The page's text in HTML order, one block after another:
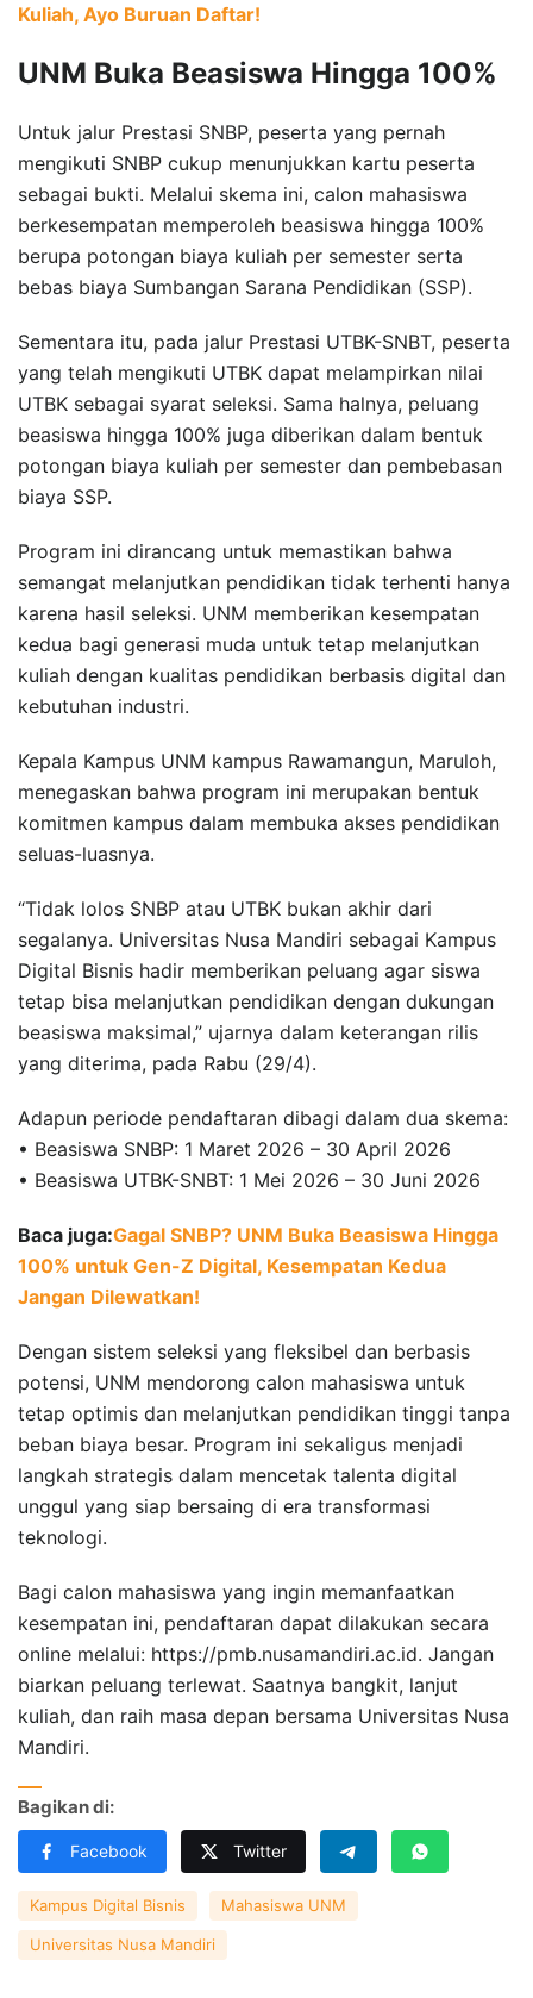
Kuliah, Ayo Buruan Daftar!
UNM Buka Beasiswa Hingga 100%
Untuk jalur Prestasi SNBP, peserta yang pernah
mengikuti SNBP cukup menunjukkan kartu peserta
sebagai bukti. Melalui skema ini, calon mahasiswa
berkesempatan memperoleh beasiswa hingga 100%
berupa potongan biaya kuliah per semester serta
bebas biaya Sumbangan Sarana Pendidikan (SSP).
Sementara itu, pada jalur Prestasi UTBK-SNBT, peserta
yang telah mengikuti UTBK dapat melampirkan nilai
UTBK sebagai syarat seleksi. Sama halnya, peluang
beasiswa hingga 100% juga diberikan dalam bentuk
potongan biaya kuliah per semester dan pembebasan
biaya SSP.
Program ini dirancang untuk memastikan bahwa
semangat melanjutkan pendidikan tidak terhenti hanya
karena hasil seleksi. UNM memberikan kesempatan
kedua bagi generasi muda untuk tetap melanjutkan
kuliah dengan kualitas pendidikan berbasis digital dan
kebutuhan industri.
Kepala Kampus UNM kampus Rawamangun, Maruloh,
menegaskan bahwa program ini merupakan bentuk
komitmen kampus dalam membuka akses pendidikan
seluas-luasnya.
“Tidak lolos SNBP atau UTBK bukan akhir dari
segalanya. Universitas Nusa Mandiri sebagai Kampus
Digital Bisnis hadir memberikan peluang agar siswa
tetap bisa melanjutkan pendidikan dengan dukungan
beasiswa maksimal,” ujarnya dalam keterangan rilis
yang diterima, pada Rabu (29/4).
Adapun periode pendaftaran dibagi dalam dua skema:
• Beasiswa SNBP: 1 Maret 2026 – 30 April 2026
• Beasiswa UTBK-SNBT: 1 Mei 2026 – 30 Juni 2026
Baca juga:Gagal SNBP? UNM Buka Beasiswa Hingga
100% untuk Gen-Z Digital, Kesempatan Kedua
Jangan Dilewatkan!
Dengan sistem seleksi yang fleksibel dan berbasis
potensi, UNM mendorong calon mahasiswa untuk
tetap optimis dan melanjutkan pendidikan tinggi tanpa
beban biaya besar. Program ini sekaligus menjadi
langkah strategis dalam mencetak talenta digital
unggul yang siap bersaing di era transformasi
teknologi.
Bagi calon mahasiswa yang ingin memanfaatkan
kesempatan ini, pendaftaran dapat dilakukan secara
online melalui: https://pmb.nusamandiri.ac.id. Jangan
biarkan peluang terlewat. Saatnya bangkit, lanjut
kuliah, dan raih masa depan bersama Universitas Nusa
Mandiri.
Bagikan di:
Facebook Twitter
Kampus Digital Bisnis Mahasiswa UNM
Universitas Nusa Mandiri